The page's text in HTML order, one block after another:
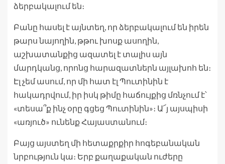
ձերբակալում են։
Բանը հասել է այնտեղ, որ ձերբակալում են իրեն
թարս նայողին, թթու խոսք ասողին,
աշխատանքից ազատել է տալիս այն
մարդկանց, որոնց հարազատներն այլախոհ են։
Էլ չեմ ասում, որ մի հատ էլ Պուտինին է
հակադրվում, իր իսկ թիմը հաճույքից մռնչում է՝
«տեսա՞ք ինչ օրը գցեց Պուտինին»։ Ա՜յ այսպիսի
«առյուծ» ունենք Հայաստանում։
Բայց այստեղ մի հետաքրքիր հոգեբանական
նրբություն կա։ Երբ քաղաքական ուժերը